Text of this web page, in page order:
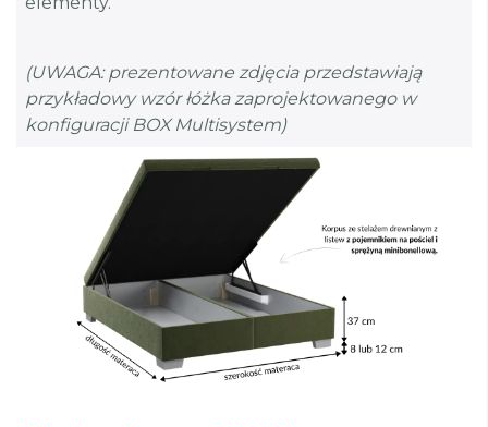
(UWAGA: prezentowane zdjęcia przedstawiają
przykładowy wzór łóżka zaprojektowanego w
konfiguracji BOX Multisystem)